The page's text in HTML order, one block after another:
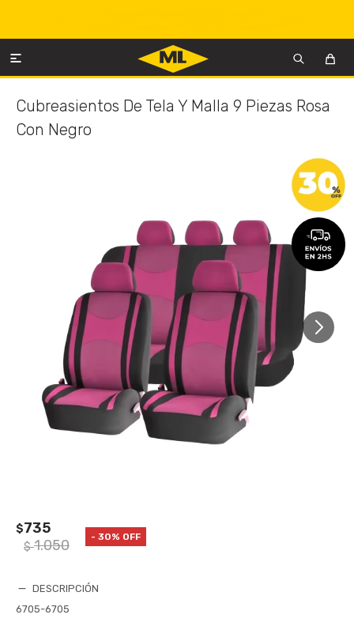

Cubreasientos De Tela Y Malla 9 Piezas Rosa
Con Negro
$735
$ 1.050 30
DESCRIPCIÓN
6705-6705